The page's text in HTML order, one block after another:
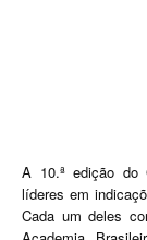
A 10.ª edição do
líderes em
Cada um deles